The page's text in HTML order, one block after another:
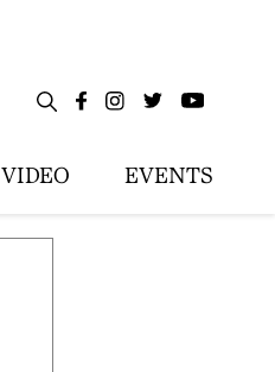
VIDEO EVENTS